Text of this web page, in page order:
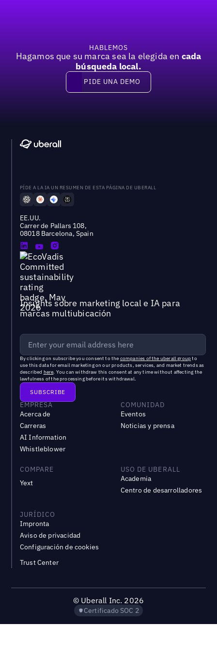
HABLEMOS
Hagamos que su marca sea la elegida en cada
búsqueda local.
Pide una demo
PIDE UNA DEMO
PÍDE A LA IA UN RESUMEN DE ESTA PÁGINA DE UBERALL
EE.UU.
Carrer de Pallars 108,
08018 Barcelona, Spain
Insights sobre marketing local e IA para
marcas multiubicación
By clicking on subscribe you consent to the companies of the uberall groupto
use this data for email marketing on our products, services, and market trends as
described here. You can withdraw this consent at any time without affecting the
lawfulness of the processing before its withdrawal.
EMPRESA
Acerca de
Carreras
AI Information
Whistleblower
COMUNIDAD
Eventos
Noticias y prensa
COMPARE
Yext
USO DE UBERALL
Academia
Centro de desarrolladores
JURÍDICO
Impronta
Aviso de privacidad
Configuración de cookies
Trust Center
© Uberall Inc. 2026
Certificado SOC 2